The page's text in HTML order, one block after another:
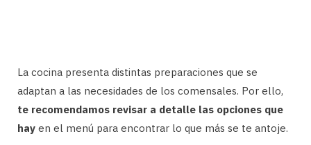
La cocina presenta distintas preparaciones que se
adaptan a las necesidades de los comensales. Por ello,
te recomendamos revisar a detalle las opciones que
hay en el menú para encontrar lo que más se te antoje.